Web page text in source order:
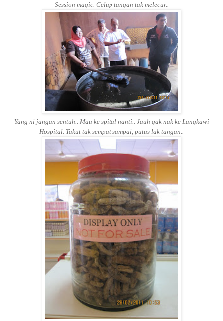
Session magic. Celup tangan tak melecur..
Yang ni jangan sentuh.. Mau ke spital nanti.. Jauh gak nak ke Langkawi
Hospital. Takut tak sempat sampai, putus lak tangan..